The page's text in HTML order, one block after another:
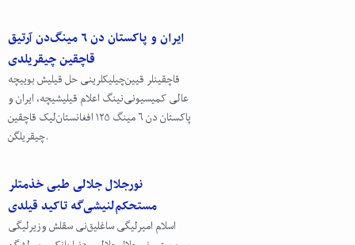
ایران و پاکستان دن ۶ مینگ‌دن‌ آرتیق
قاچقین چیقریلدی
قاچقینلر قیین‌چیلیکلرینی حل قیلیش بوییچه
عالی کمیسیونی‌‌نینگ اعلام قیلیشیچه، ایران و
پاکستان دن ۶ مینگ ۱۲۵ افغانستان‌لیک قاچقین
چیقریلگن.
نورجلال جلالی طبی خذمتلر
مستحکم‌لنیشی‌گه تاکید قیلدی
اسلام امیرلیگی ساغلیق‌نی سقلش وزیرلیگی